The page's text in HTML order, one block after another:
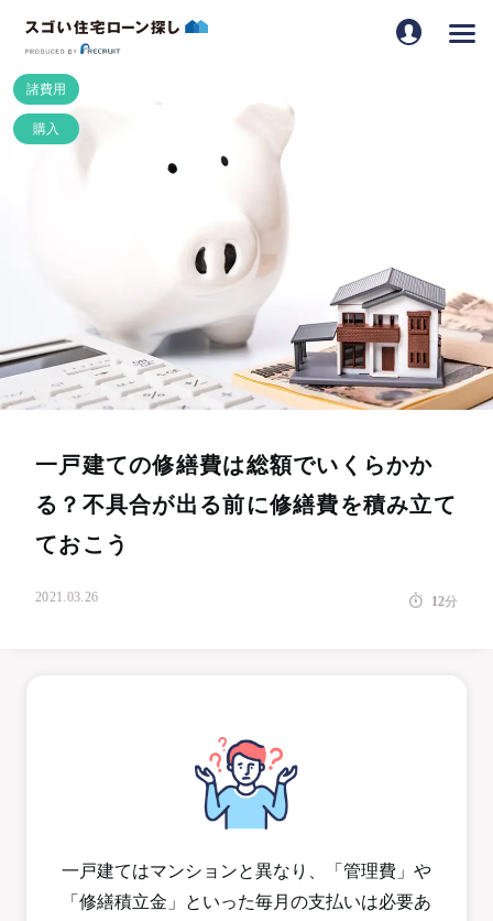
一戸建ての修繕費は総額でいくらかか
る？不具合が出る前に修繕費を積み立て
ておこう
2021.03.26 12分
一戸建てはマンションと異なり、「管理費」や
「修繕積立金」といった毎月の支払いは必要あ